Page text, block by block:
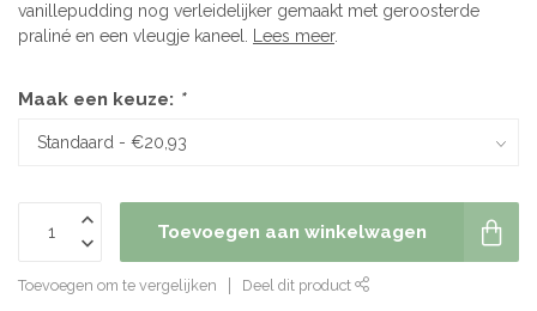
vanillepudding nog verleidelijker gemaakt met geroosterde
praliné en een vleugje kaneel.
Lees meer.
Maak een keuze: *
Toevoegen aan winkelwagen
Toevoegen om te vergelijken Deel dit product